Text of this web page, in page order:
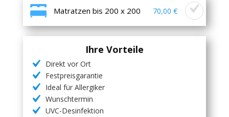
Matratzen bis 200 x 200 70,00 €
Ihre Vorteile
Direkt vor Ort
Festpreisgarantie
Ideal für Allergiker
Wunschtermin
UVC-Desinfektion